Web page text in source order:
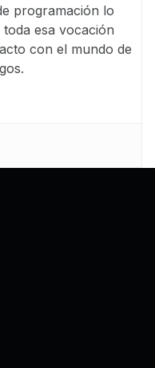
programación lo
esa vocación
con el mundo de